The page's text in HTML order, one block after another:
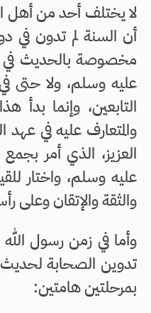
لا يختلف أحد من أهل
أن السنة لم تدون في
مخصوصة بالحديث في
عليه وسلم، ولا حتى
التابعين، وإنما بدأ
والمتعارف عليه في
العزيز، الذي أمر
عليه وسلم، واختار
والثقة والإتقان وعلى
وأما في زمن رسول
تدوين الصحابة لحديث
بمرحلتين هامتين: